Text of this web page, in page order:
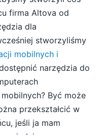
firma Altova od
dla
stworzyliśmy
mobilnych i
narzędzia do
Być może
przekształcić w
jeśli ja mam